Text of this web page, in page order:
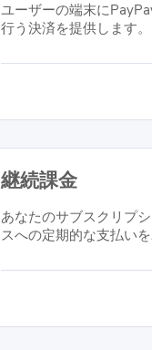
ユーザーの端末に
行う決済を提供します。
継続課金
あなたのサブスクリプ
スへの定期的な支払い
※法人のお客様のみご